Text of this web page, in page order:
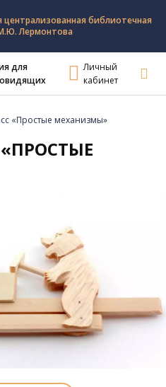
библиотечная
Лермонтова
для
Личный
кабинет
«Простые механизмы»